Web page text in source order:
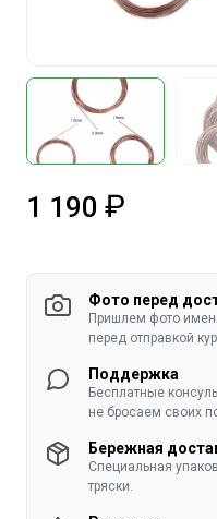
1 190
Фото перед
Пришлем фото
перед отправкой
Поддержка
Бесплатные
не бросаем своих
Бережная
Специальная
тряски.